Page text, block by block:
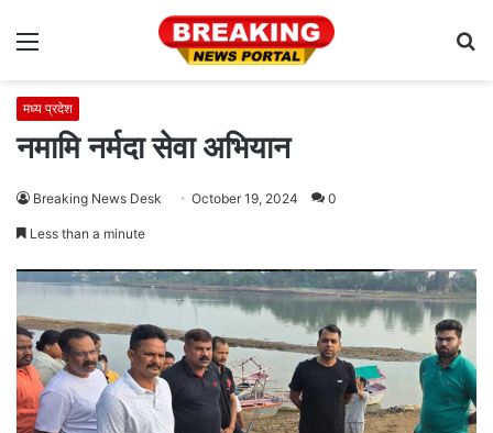
Menu
मध्य प्रदेश
नमामि नर्मदा सेवा अभियान
Breaking News Desk October 19, 2024 0
Less than a minute